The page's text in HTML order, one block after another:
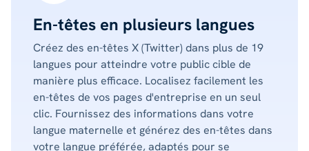
En-têtes en plusieurs langues
Créez des en-têtes X (Twitter) dans plus de 19
langues pour atteindre votre public cible de
manière plus efficace. Localisez facilement les
en-têtes de vos pages d'entreprise en un seul
clic. Fournissez des informations dans votre
langue maternelle et générez des en-têtes dans
votre langue préférée, adaptés pour se